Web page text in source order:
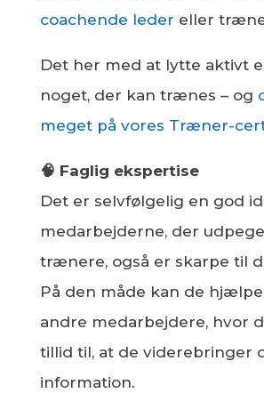
coachende leder eller
Det her med at lytte aktivt
noget, der kan trænes – og
meget på vores Træner-
🧠 Faglig ekspertise
Det er selvfølgelig en god
medarbejderne, der
trænere, også er skarpe til
På den måde kan de
andre medarbejdere, hvor
tillid til, at de viderebringer
information.